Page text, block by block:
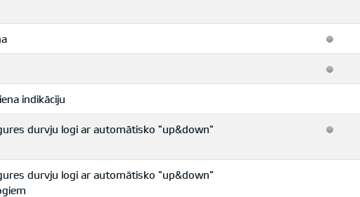
indikāciju
durvju logi ar automātisko "up&down"
durvju logi ar automātisko "up&down"